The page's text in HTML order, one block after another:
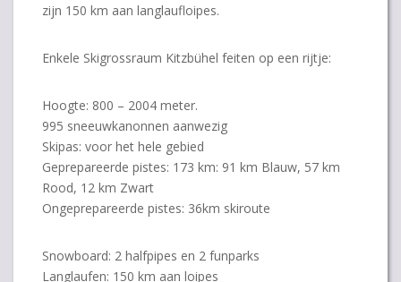
zijn 150 km aan langlaufloipes.
Enkele Skigrossraum Kitzbühel feiten op een rijtje:
Hoogte: 800 – 2004 meter.
995 sneeuwkanonnen aanwezig
Skipas: voor het hele gebied
Geprepareerde pistes: 173 km: 91 km Blauw, 57 km
Rood, 12 km Zwart
Ongeprepareerde pistes: 36km skiroute
Snowboard: 2 halfpipes en 2 funparks
Langlaufen: 150 km aan loipes